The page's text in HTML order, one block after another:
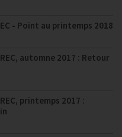
- Point au printemps 2018
automne 2017 : Retour
printemps 2017 :